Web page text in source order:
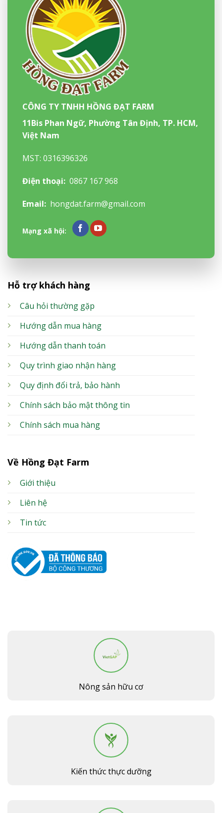
CÔNG TY TNHH HỒNG ĐẠT FARM
11Bis Phan Ngữ, Phường Tân Định, TP. HCM,
Việt Nam
MST: 0316396326
Điện thoại: 0867 167 968
Email: hongdat.farm@gmail.com
Mạng xã hội:
Hỗ trợ khách hàng
Câu hỏi thường gặp
Hướng dẫn mua hàng
Hướng dẫn thanh toán
Quy trình giao nhận hàng
Quy định đổi trả, bảo hành
Chính sách bảo mật thông tin
Chính sách mua hàng
Về Hồng Đạt Farm
Giới thiệu
Liên hệ
Tin tức
Nông sản hữu cơ
Kiến thức thực dưỡng